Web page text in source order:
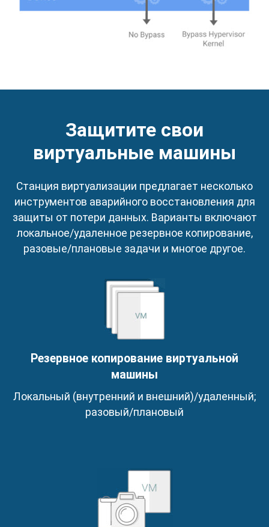
Защитите свои
виртуальные машины
Станция виртуализации предлагает несколько
инструментов аварийного восстановления для
защиты от потери данных. Варианты включают
локальное/удаленное резервное копирование,
разовые/плановые задачи и многое другое.
Резервное копирование виртуальной
машины
Локальный (внутренний и внешний)/удаленный;
разовый/плановый